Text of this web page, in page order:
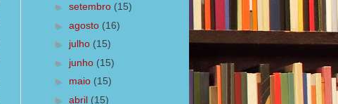
► setembro (15)
► agosto (16)
► julho (15)
► junho (15)
► maio (15)
► abril (15)